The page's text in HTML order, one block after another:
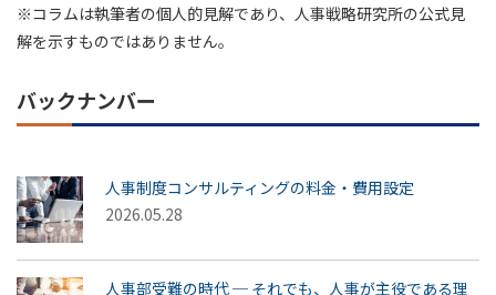
※コラムは執筆者の個人的見解であり、人事戦略研究所の公式見
解を示すものではありません。
バックナンバー
人事制度コンサルティングの料金・費用設定
2026.05.28
人事部受難の時代 ─ それでも、人事が主役である理